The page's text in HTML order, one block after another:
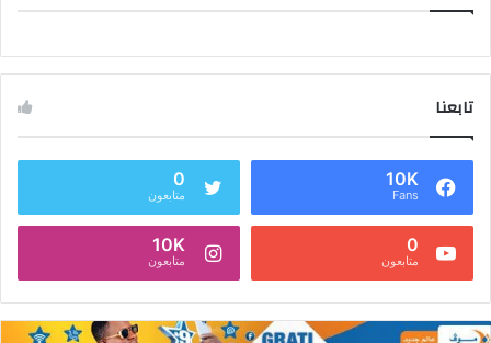
تابعنا
10K
Fans
0
متابعون
0
متابعون
10K
متابعون